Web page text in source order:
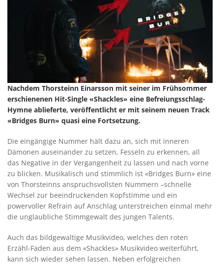
Nachdem Thorsteinn Einarsson mit seiner im Frühsommer
erschienenen Hit-Single «Shackles» eine Befreiungsschlag-
Hymne ablieferte, veröffentlicht er mit seinem neuen Track
«Bridges Burn» quasi eine Fortsetzung.
Die eingängige Nummer hält dazu an, sich mit inneren
Dämonen auseinander zu setzen, Fesseln zu erkennen, all
das Negative in der Vergangenheit zu lassen und nach vorne
zu blicken. Musikalisch und stimmlich ist «Bridges Burn» eine
von Thorsteinns anspruchsvollsten Nummern –schnelle
Wechsel zur beeindruckenden Kopfstimme und ein
powervoller Refrain auf Anschlag unterstreichen einmal mehr
die unglaubliche Stimmgewalt des jungen Talents.
Auch das bildgewaltige Musikvideo, welches den roten
Erzähl-Faden aus dem «Shackles» Musikvideo weiterführt,
kann sich wieder sehen lassen. Neben erfolgreichen